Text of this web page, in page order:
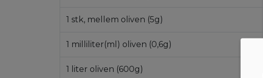
1 stk, mellem oliven (5g)
1 milliliter(ml) oliven (0,6g)
1 liter oliven (600g)